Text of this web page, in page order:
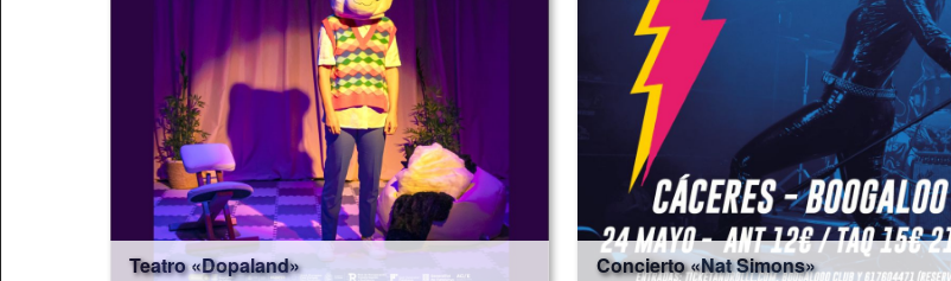
Teatro «Dopaland» Concierto «Nat Simons»